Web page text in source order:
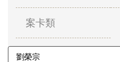
關於我們
意見信箱
案卡類